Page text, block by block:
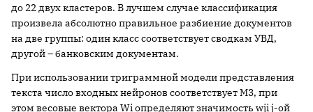
до 22 двух кластеров. В лучшем случае классификация
произвела абсолютно правильное разбиение документов
на две группы: один класс соответствует сводкам УВД,
другой – банковским документам.
При использовании триграммной модели представления
текста число входных нейронов соответствует M3, при
этом весовые вектора Wi определяют значимость wji j-ой